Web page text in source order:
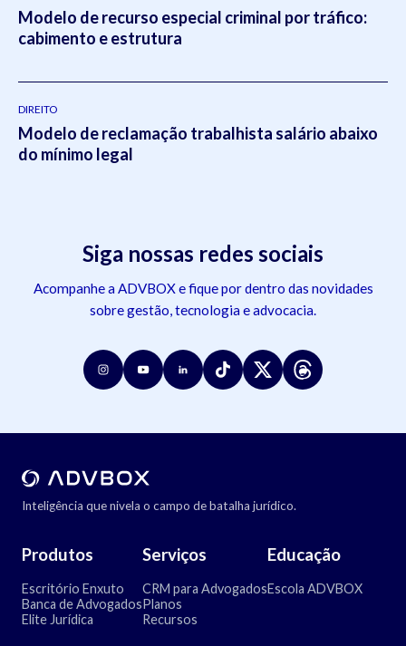
Modelo de recurso especial criminal por tráfico:
cabimento e estrutura
DIREITO
Modelo de reclamação trabalhista salário abaixo
do mínimo legal
Siga nossas redes sociais
Acompanhe a ADVBOX e fique por dentro das novidades
sobre gestão, tecnologia e advocacia.
Inteligência que nivela o campo de batalha jurídico.
Produtos
Escritório Enxuto
Banca de Advogados
Elite Jurídica
Serviços
CRM para Advogados
Planos
Recursos
Educação
Escola ADVBOX